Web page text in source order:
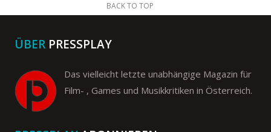
BACK TO TOP
ÜBER PRESSPLAY
Das vielleicht letzte unabhängige Magazin für
Film- , Games und Musikkritiken in Österreich.